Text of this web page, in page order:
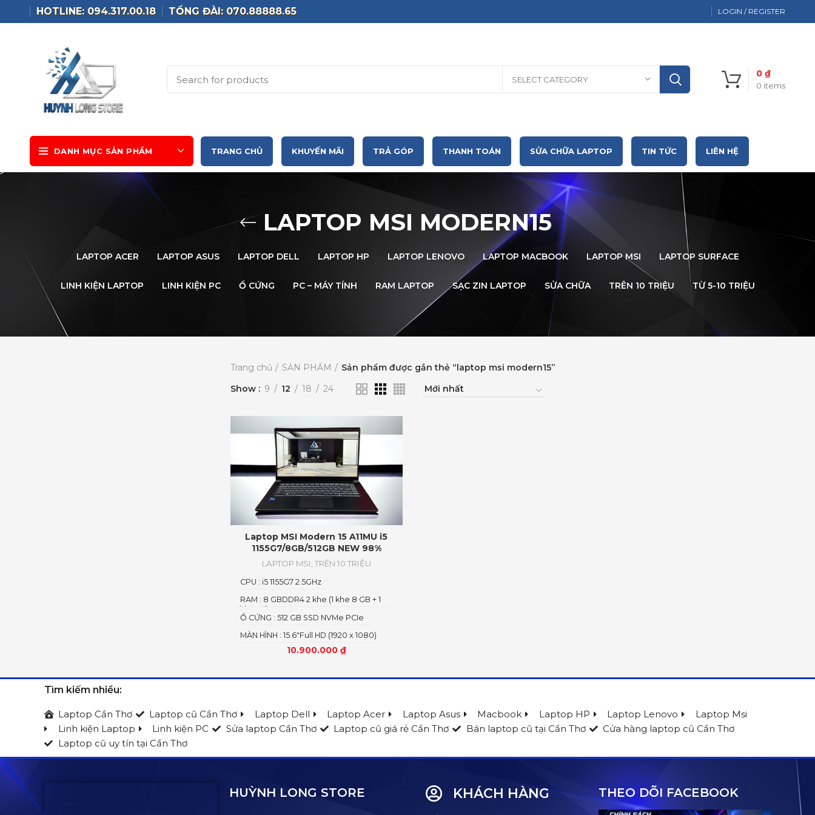
HOTLINE: 094.317.00.18 TỔNG ĐÀI: 070.88888.65 LOGIN / REGISTER
SELECT CATEGORY
0 items
0₫
DANH MỤC SẢN PHẨM TRANG CHỦ KHUYẾN MÃI TRẢ GÓP THANH TOÁN SỬA CHỮA LAPTOP TIN TỨC LIÊN HỆ
LAPTOP MSI MODERN15
LAPTOP ACER LAPTOP ASUS LAPTOP DELL LAPTOP HP LAPTOP LENOVO LAPTOP MACBOOK LAPTOP MSI LAPTOP SURFACE
LINH KIỆN LAPTOP LINH KIỆN PC Ổ CỨNG PC – MÁY TÍNH RAM LAPTOP SẠC ZIN LAPTOP SỬA CHỮA TRÊN 10 TRIỆU TỪ 5-10 TRIỆU
Trang chủ SẢN PHẨM
Sản phẩm được gắn thẻ “laptop msi modern15”
Show
9 12 18 24
Laptop MSI Modern 15 A11MU i5
1155G7/8GB/512GB NEW 98%
LAPTOP MSI, TRÊN 10 TRIỆU
10.900.000 ₫
MÀN HÌNH : 15.6"Full HD (1920 x 1080)
Ổ CỨNG : 512 GB SSD NVMe PCIe
RAM : 8 GBDDR4 2 khe (1 khe 8 GB + 1
khe rời)3200 MHz
CPU : i5 1155G7 2.5GHz
Tìm kiếm nhiều:
Laptop Cần Thơ Laptop cũ Cần Thơ Laptop Dell Laptop Acer Laptop Asus Macbook Laptop HP Laptop Lenovo
Laptop Msi
Linh kiện Laptop
Linh kiện PC Sửa laptop Cần Thơ Laptop cũ giá rẻ Cần Thơ Bán laptop cũ tại Cần Thơ
Cửa hàng laptop cũ Cần Thơ
Laptop cũ uy tín tại Cần Thơ
HUỲNH LONG STORE KHÁCH HÀNG THEO DÕI FACEBOOK